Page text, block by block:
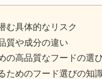
む具体的なリスク
質や成分の違い
の高品質なフードの選
ためのフード選びの知